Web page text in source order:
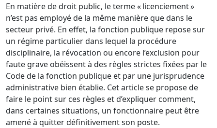
En matière de droit public, le terme « licenciement »
n’est pas employé de la même manière que dans le
secteur privé. En effet, la fonction publique repose sur
un régime particulier dans lequel la procédure
disciplinaire, la révocation ou encore l’exclusion pour
faute grave obéissent à des règles strictes fixées par le
Code de la fonction publique et par une jurisprudence
administrative bien établie. Cet article se propose de
faire le point sur ces règles et d’expliquer comment,
dans certaines situations, un fonctionnaire peut être
amené à quitter définitivement son poste.